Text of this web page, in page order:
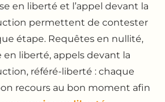
en liberté et l’appel devant la
permettent de contester
étape. Requêtes en nullité,
liberté, appels devant la
référé-liberté : chaque
recours au bon moment afin